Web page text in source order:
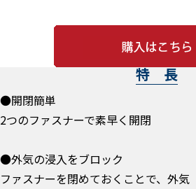
特 長
●開閉簡単
2つのファスナーで素早く開閉
●外気の浸入をブロック
ファスナーを閉めておくことで、外気